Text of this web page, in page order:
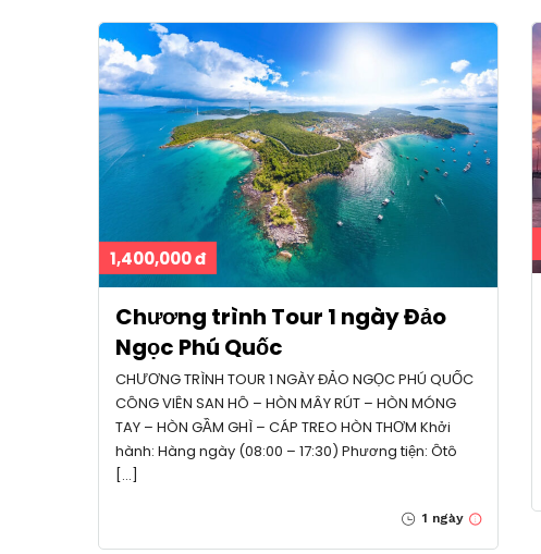
1,400,000 đ
Chương trình Tour 1 ngày Đảo
Ngọc Phú Quốc
CHƯƠNG TRÌNH TOUR 1 NGÀY ĐẢO NGỌC PHÚ QUỐC
CÔNG VIÊN SAN HÔ – HÒN MÂY RÚT – HÒN MÓNG
TAY – HÒN GẦM GHÌ – CÁP TREO HÒN THƠM Khởi
hành: Hàng ngày (08:00 – 17:30) Phương tiện: Ôtô
[…]
1 ngày